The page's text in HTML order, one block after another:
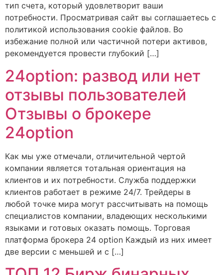
тип счета, который удовлетворит ваши
потребности. Просматривая сайт вы соглашаетесь с
политикой использования cookie файлов. Во
избежание полной или частичной потери активов,
рекомендуется провести глубокий […]
24option: развод или нет
отзывы пользователей
Отзывы о брокере
24option
Как мы уже отмечали, отличительной чертой
компании является тотальная ориентация на
клиентов и их потребности. Служба поддержки
клиентов работает в режиме 24/7. Трейдеры в
любой точке мира могут рассчитывать на помощь
специалистов компании, владеющих несколькими
языками и готовых оказать помощь. Торговая
платформа брокера 24 option Каждый из них имеет
две версии с меньшей и с […]